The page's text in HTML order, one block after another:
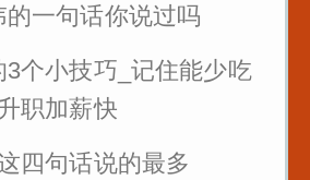
一句话你说过吗
个小技巧_记住能少吃
职加薪快
四句话说的最多